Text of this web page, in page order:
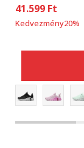
41.599 Ft
Kedvezmény20%